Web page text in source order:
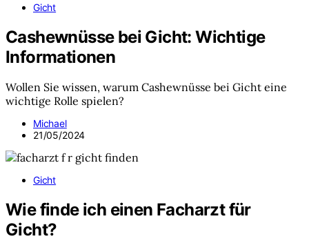
Gicht
Cashewnüsse bei Gicht: Wichtige
Informationen
Wollen Sie wissen, warum Cashewnüsse bei Gicht eine
wichtige Rolle spielen?
Michael
21/05/2024
Gicht
Wie finde ich einen Facharzt für
Gicht?